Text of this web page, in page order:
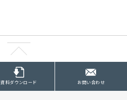
資料ダウンロード お問い合わせ